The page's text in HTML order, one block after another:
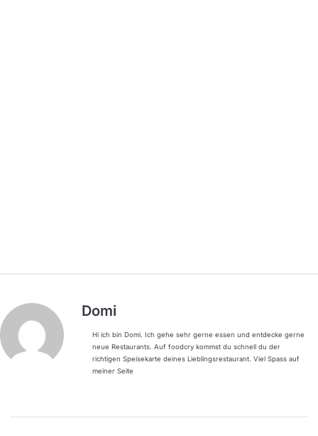
Domi
Hi ich bin Domi. Ich gehe sehr gerne essen und entdecke gerne
neue Restaurants. Auf foodcry kommst du schnell du der
richtigen Speisekarte deines Lieblingsrestaurant. Viel Spass auf
meiner Seite